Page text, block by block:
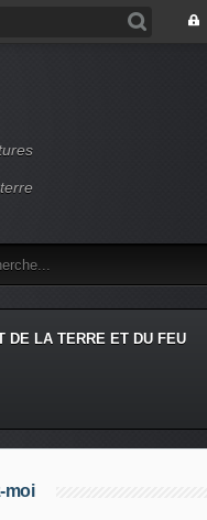
DE LA TERRE ET DU FEU
moi